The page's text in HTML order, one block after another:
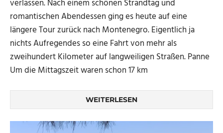
verlassen. Nach einem schönen Strandtag und
romantischen Abendessen ging es heute auf eine
längere Tour zurück nach Montenegro. Eigentlich ja
nichts Aufregendes so eine Fahrt von mehr als
zweihundert Kilometer auf langweiligen Straßen. Panne
Um die Mittagszeit waren schon 17 km
WEITERLESEN